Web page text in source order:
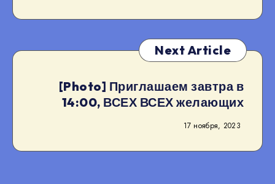
Next Article
[Photo] Приглашаем завтра в
14:00, ВСЕХ ВСЕХ желающих
17 ноября, 2023